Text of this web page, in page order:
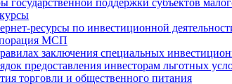
государственной поддержки субъектов
ресурсы по инвестиционной
МСП
заключения специальных
предоставления инвесторам льготных
торговли и общественного питания